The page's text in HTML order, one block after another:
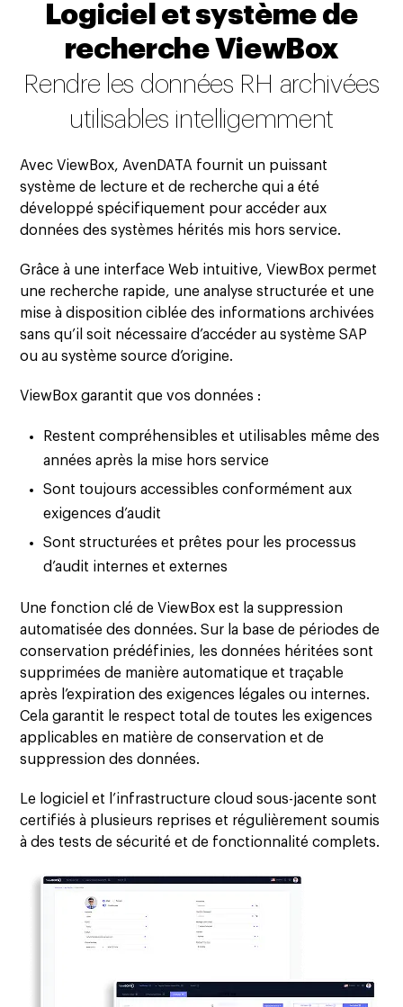
Logiciel et système de
recherche ViewBox
Rendre les données RH archivées
utilisables intelligemment
Avec ViewBox, AvenDATA fournit un puissant
système de lecture et de recherche qui a été
développé spécifiquement pour accéder aux
données des systèmes hérités mis hors service.
Grâce à une interface Web intuitive, ViewBox permet
une recherche rapide, une analyse structurée et une
mise à disposition ciblée des informations archivées
sans qu’il soit nécessaire d’accéder au système SAP
ou au système source d’origine.
ViewBox garantit que vos données :
Restent compréhensibles et utilisables même des
années après la mise hors service
Sont toujours accessibles conformément aux
exigences d’audit
Sont structurées et prêtes pour les processus
d’audit internes et externes
Une fonction clé de ViewBox est la suppression
automatisée des données. Sur la base de périodes de
conservation prédéfinies, les données héritées sont
supprimées de manière automatique et traçable
après l’expiration des exigences légales ou internes.
Cela garantit le respect total de toutes les exigences
applicables en matière de conservation et de
suppression des données.
Le logiciel et l’infrastructure cloud sous-jacente sont
certifiés à plusieurs reprises et régulièrement soumis
à des tests de sécurité et de fonctionnalité complets.